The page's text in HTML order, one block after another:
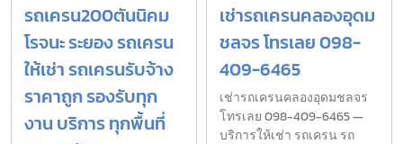
รถเครน200ตันนิคม
โรจนะ ระยอง รถเครน
ให้เช่า รถเครนรับจ้าง
ราคาถูก รองรับทุก
งาน บริการ ทุกพื้นที่
เช่ารถเครนคลองอุดม
ชลจร โทรเลย 098-
409-6465
เช่ารถเครนคลองอุดมชลจร
โทรเลย 098-409-6465 —
บริการให้เช่า รถเครน รถ